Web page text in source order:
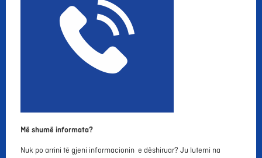
Më shumë informata?
Nuk po arrini të gjeni informacionin e dëshiruar? Ju lutemi na